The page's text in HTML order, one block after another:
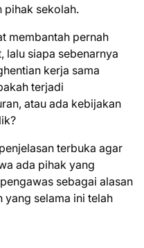
pihak sekolah.
membantah pernah
lalu siapa sebenarnya
kerja sama
terjadi
atau ada kebijakan
terbuka agar
ada pihak yang
sebagai alasan
yang selama ini telah